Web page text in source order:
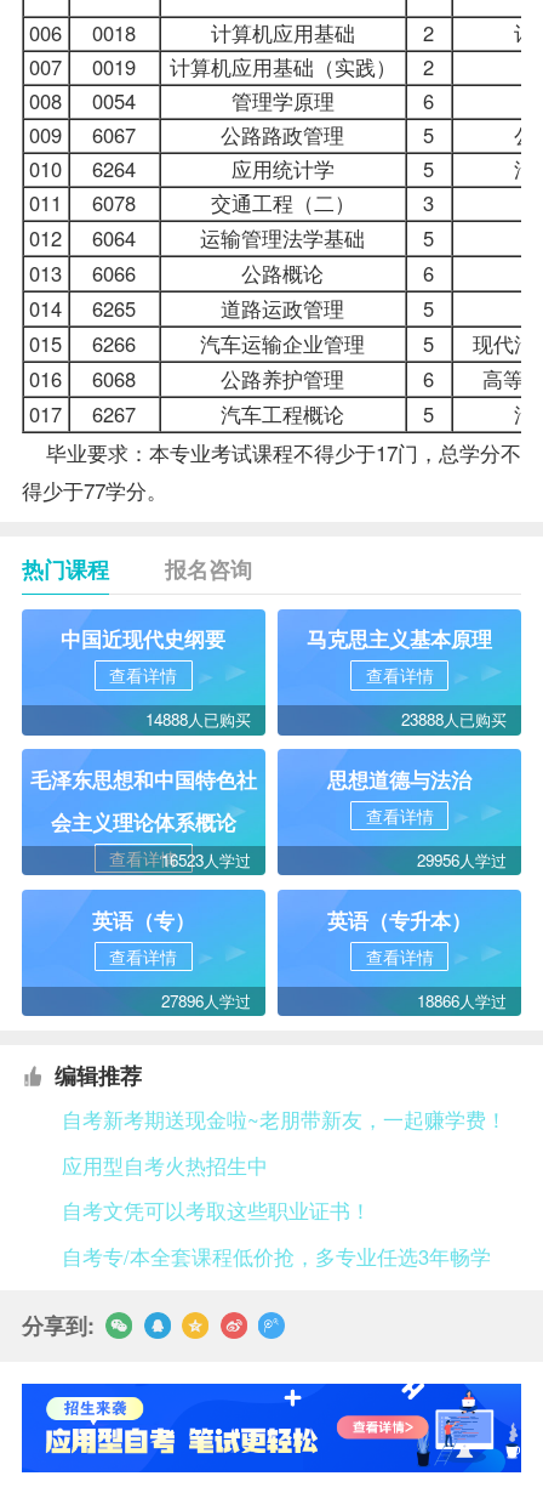
006
0018 计算机应用基础 2
计
007
0019 计算机应用基础（实践）
2
008
0054 管理学原理 6
009
6067 公路路政管理 5
公
010
6264 应用统计学 5
汽
011
6078 交通工程（二） 3
012
6064 运输管理法学基础 5
013
6066 公路概论 6
014
6265 道路运政管理 5
015
6266 汽车运输企业管理 5
现代汽
016
6068 公路养护管理 6
高等
017
6267 汽车工程概论 5 汽
毕业要求：本专业考试课程不得少于17门，总学分不
得少于77学分。
热门课程 报名咨询
中国近现代史纲要
查看详情
14888人已购买
马克思主义基本原理
查看详情
23888人已购买
毛泽东思想和中国特色社
会主义理论体系概论
查看详情16523人学过
思想道德与法治
查看详情
29956人学过
英语（专）
查看详情
27896人学过
英语（专升本）
查看详情
18866人学过
编辑推荐
自考新考期送现金啦~老朋带新友，一起赚学费！
应用型自考火热招生中
自考文凭可以考取这些职业证书！
自考专/本全套课程低价抢，多专业任选3年畅学
分享到: